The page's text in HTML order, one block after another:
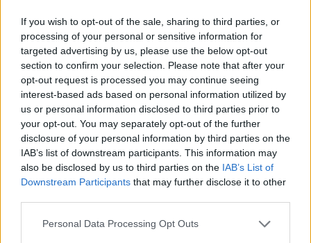
If you wish to opt-out of the sale, sharing to third parties, or
processing of your personal or sensitive information for
targeted advertising by us, please use the below opt-out
section to confirm your selection. Please note that after your
opt-out request is processed you may continue seeing
interest-based ads based on personal information utilized by
us or personal information disclosed to third parties prior to
your opt-out. You may separately opt-out of the further
disclosure of your personal information by third parties on the
IAB’s list of downstream participants. This information may
also be disclosed by us to third parties on the IAB’s List of
Downstream Participants that may further disclose it to other
Personal Data Processing Opt Outs
Fiscalização da GNR termina com encerramento de
localidade de Abela, no concelho de...